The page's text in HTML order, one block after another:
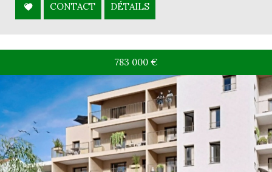
CONTACT DÉTAILS
783 000 €